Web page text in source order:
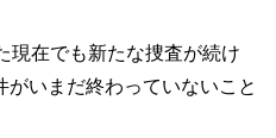
現在でも新たな捜査が続け
いまだ終わっていないこと